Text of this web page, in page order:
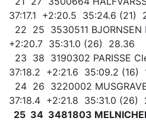
37:17.1 +2:20.5 35:24.6 (21)
22 25 3530511
+2:20.7 35:31.0 (26) 28.36
23 38 3190302 PARISSE
37:18.2 +2:21.6 35:09.2 (16)
24 26 3220002
37:18.4 +2:21.8 35:31.0 (26)
25 34 3481803